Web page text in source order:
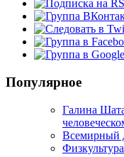
Популярное
Галина
Всемирный